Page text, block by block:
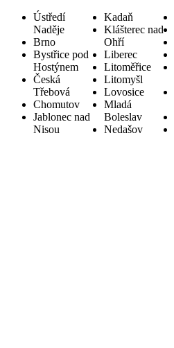
Ústředí
Naděje
Brno
Bystřice pod
Hostýnem
Česká
Třebová
Chomutov
Jablonec nad
Nisou
Kadaň
Klášterec nad
Ohří
Liberec
Litoměřice
Litomyšl
Lovosice
Mladá
Boleslav
Nedašov